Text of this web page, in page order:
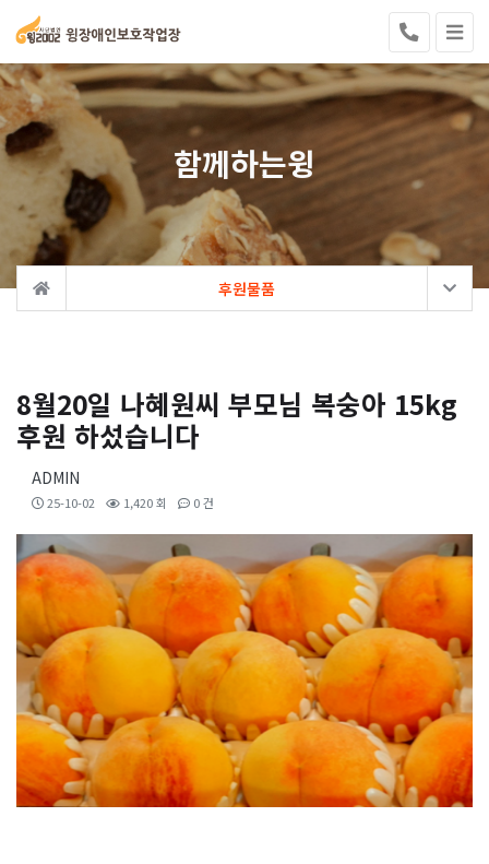
함께하는윙
후원물품
8월20일 나혜원씨 부모님 복숭아 15kg
후원 하섰습니다
ADMIN
25-10-02 1,420 회 0 건